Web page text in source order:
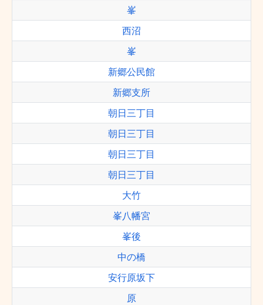
峯
西沼
峯
新郷公民館
新郷支所
朝日三丁目
朝日三丁目
朝日三丁目
朝日三丁目
大竹
峯八幡宮
峯後
中の橋
安行原坂下
原